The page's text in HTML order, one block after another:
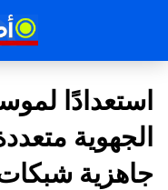
استعدادًا
الجهوية
جاهزية شبكات